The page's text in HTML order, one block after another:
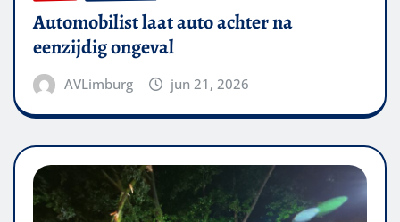
Automobilist laat auto achter na
eenzijdig ongeval
AVLimburg jun 21, 2026